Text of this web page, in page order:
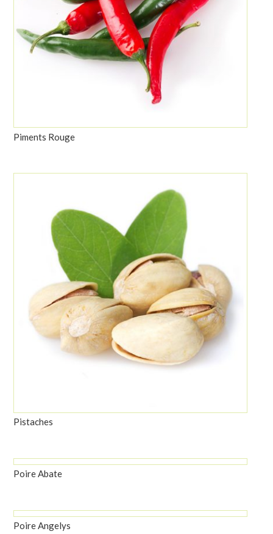
Piments Rouge
Pistaches
Poire Abate
Poire Angelys